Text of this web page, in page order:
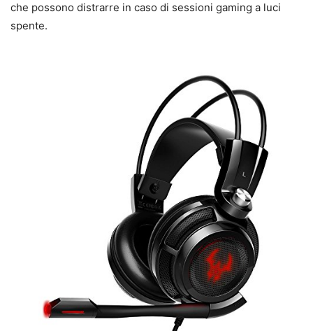
che possono distrarre in caso di sessioni gaming a luci
spente.